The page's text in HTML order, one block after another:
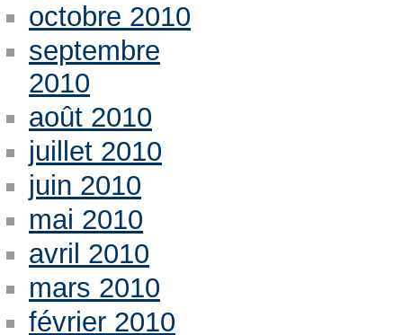
octobre 2010
septembre
2010
août 2010
juillet 2010
juin 2010
mai 2010
avril 2010
mars 2010
février 2010